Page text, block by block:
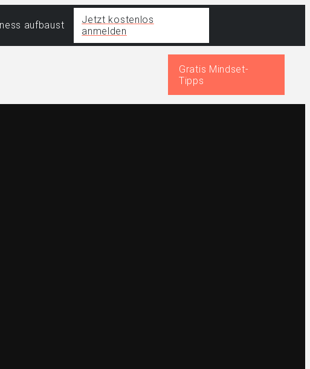
aufbaust
Jetzt kostenlos
anmelden
Gratis Mindset-
Tipps